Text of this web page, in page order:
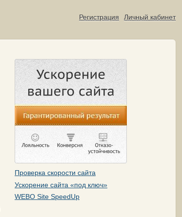
Регистрация Личный кабинет
Проверка скорости сайта
Ускорение сайта «под ключ»
WEBO Site SpeedUp